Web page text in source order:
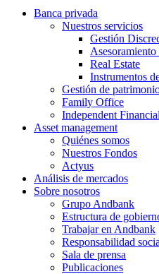
Banca privada
Nuestros servicios
Gestión
Real Estate
Instrumentos
Gestión de
Family Office
Independent
Asset management
Quiénes somos
Nuestros Fondos
Actyus
Análisis de mercados
Sobre nosotros
Grupo Andbank
Estructura de
Trabajar en Andbank
Responsabilidad
Sala de prensa
Publicaciones